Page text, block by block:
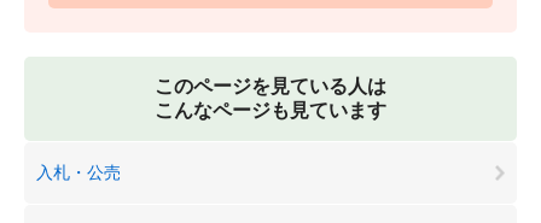
このページを見ている人は
こんなページも見ています
入札・公売